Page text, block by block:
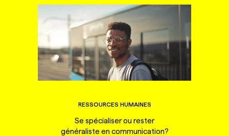
RESSOURCES HUMAINES
Se spécialiser ou rester
généraliste en communication?